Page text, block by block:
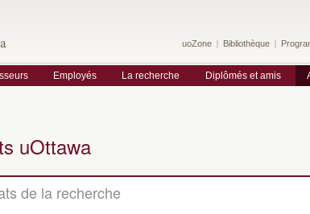
uoZone Bibliothèque
Employés La recherche Diplômés et amis
uOttawa
de la recherche